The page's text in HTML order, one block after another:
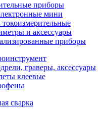
приборы
мини
и аксессуары
приборы
граверы, аксессуары
клеевые
сварка